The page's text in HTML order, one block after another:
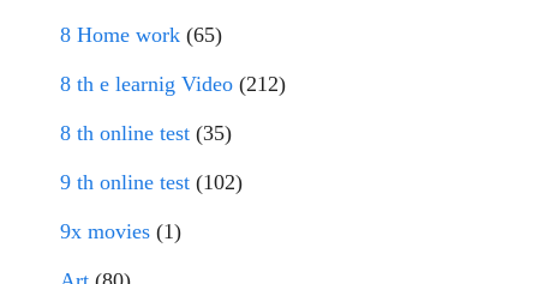
8 Home work (65)
8 th e learnig Video (212)
8 th online test (35)
9 th online test (102)
9x movies (1)